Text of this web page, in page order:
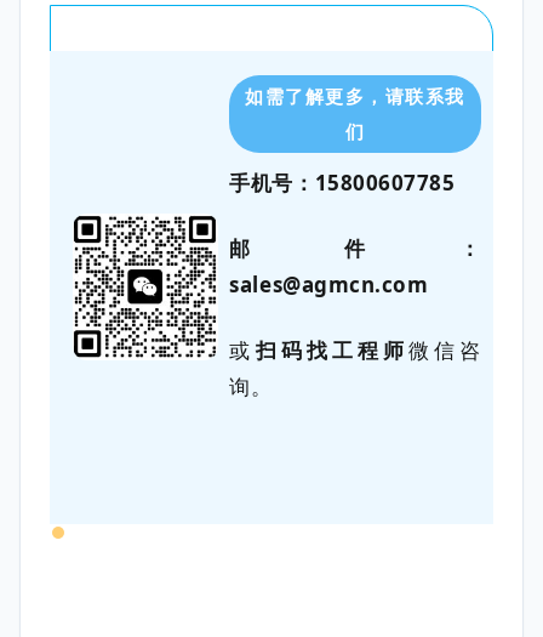
如需了解更多，请联系我
们
手机号：15800607785
邮件：
sales@agmcn.com
或 扫码找工程师微信咨
询。